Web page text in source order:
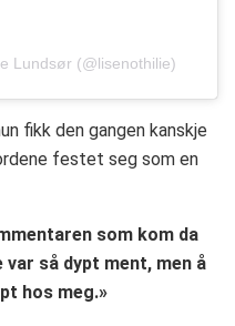
Lundsør (@lisenothilie)
fikk den gangen kanskje
festet seg som en
som kom da
så dypt ment, men å
hos meg.»